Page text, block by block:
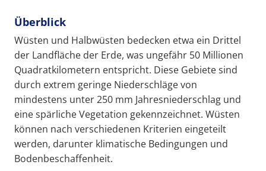
Überblick
Wüsten und Halbwüsten bedecken etwa ein Drittel
der Landfläche der Erde, was ungefähr 50 Millionen
Quadratkilometern entspricht. Diese Gebiete sind
durch extrem geringe Niederschläge von
mindestens unter 250 mm Jahresniederschlag und
eine spärliche Vegetation gekennzeichnet. Wüsten
können nach verschiedenen Kriterien eingeteilt
werden, darunter klimatische Bedingungen und
Bodenbeschaffenheit.